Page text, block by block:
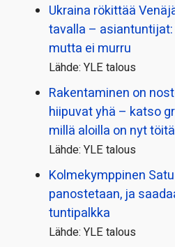
Ukraina rökittää
tavalla –
mutta ei murru
Lähde: YLE talous
Rakentaminen on
hiipuvat yhä – katso
millä aloilla on nyt töitä
Lähde: YLE talous
Kolmekymppinen
panostetaan, ja
tuntipalkka
Lähde: YLE talous